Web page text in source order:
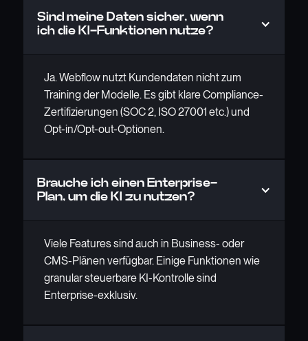
Sind meine Daten sicher, wenn
ich die KI-Funktionen nutze?
Ja. Webflow nutzt Kundendaten nicht zum
Training der Modelle. Es gibt klare Compliance-
Zertifizierungen (SOC 2, ISO 27001 etc.) und
Opt-in/Opt-out-Optionen.
Brauche ich einen Enterprise-
Plan, um die KI zu nutzen?
Viele Features sind auch in Business- oder
CMS-Plänen verfügbar. Einige Funktionen wie
granular steuerbare KI-Kontrolle sind
Enterprise-exklusiv.